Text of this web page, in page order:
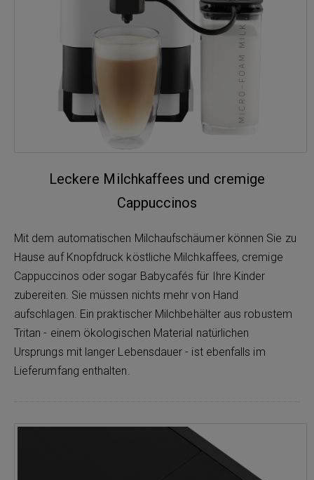
Leckere Milchkaffees und cremige
Cappuccinos
Mit dem automatischen Milchaufschäumer können Sie zu
Hause auf Knopfdruck köstliche Milchkaffees, cremige
Cappuccinos oder sogar Babycafés für Ihre Kinder
zubereiten. Sie müssen nichts mehr von Hand
aufschlagen. Ein praktischer Milchbehälter aus robustem
Tritan - einem ökologischen Material natürlichen
Ursprungs mit langer Lebensdauer - ist ebenfalls im
Lieferumfang enthalten.